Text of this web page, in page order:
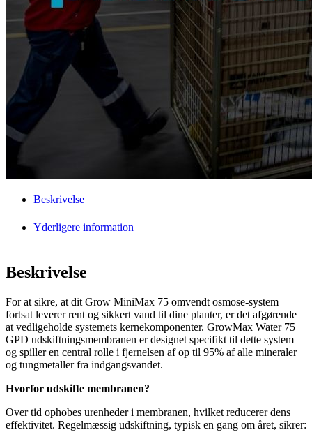
Beskrivelse
Yderligere information
Beskrivelse
For at sikre, at dit Grow MiniMax 75 omvendt osmose-system
fortsat leverer rent og sikkert vand til dine planter, er det afgørende
at vedligeholde systemets kernekomponenter. GrowMax Water 75
GPD udskiftningsmembranen er designet specifikt til dette system
og spiller en central rolle i fjernelsen af op til 95% af alle mineraler
og tungmetaller fra indgangsvandet.
Hvorfor udskifte membranen?
Over tid ophobes urenheder i membranen, hvilket reducerer dens
effektivitet. Regelmæssig udskiftning, typisk en gang om året, sikrer: